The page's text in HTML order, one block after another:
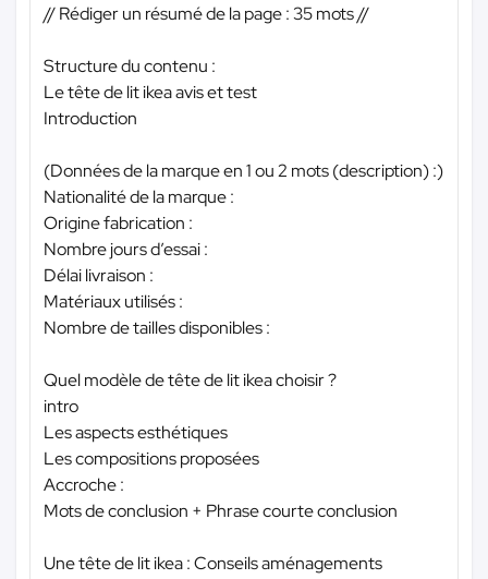
// Rédiger un résumé de la page : 35 mots //
Structure du contenu :
Le tête de lit ikea avis et test
Introduction
(Données de la marque en 1 ou 2 mots (description) :)
Nationalité de la marque :
Origine fabrication :
Nombre jours d’essai :
Délai livraison :
Matériaux utilisés :
Nombre de tailles disponibles :
Quel modèle de tête de lit ikea choisir ?
intro
Les aspects esthétiques
Les compositions proposées
Accroche :
Mots de conclusion + Phrase courte conclusion
Une tête de lit ikea : Conseils aménagements